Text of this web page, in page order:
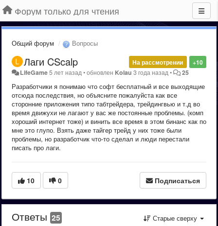
Форум только для чтения
Общий форум Вопросы
+10
На рассмотрении
Лаги CScalp
LifeGame5 лет назад •обновлен Kolau 3 года назад • 25
Разработчики я понимаю что софт бесплатный и все выходящие
отсюда последствия, но объясните пожалуйста как все
сторонние приложения типо табтрейдера, трейдингвью и т.д во
время движухи не лагают у вас же постоянные проблемы. (комп
хороший интернет тоже) и винить все время в этом бинанс как по
мне это глупо. Взять даже тайгер трейд у них тоже были
проблемы, но разработчик что-то сделал и люди перестали
писать про лаги.
10 0 Подписаться
Ответы 25 Старые сверху